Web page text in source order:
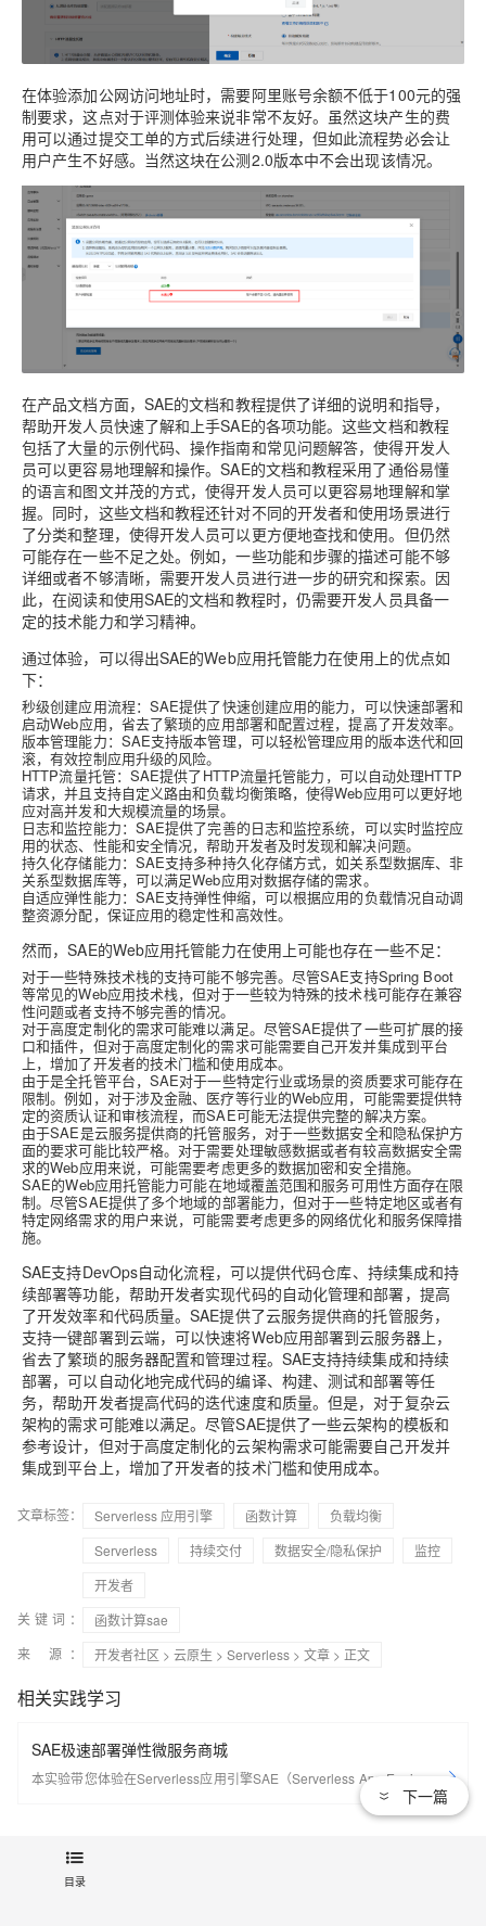
在体验添加公网访问地址时，需要阿里账号余额不低于100元的强
制要求，这点对于评测体验来说非常不友好。虽然这块产生的费
用可以通过提交工单的方式后续进行处理，但如此流程势必会让
用户产生不好感。当然这块在公测2.0版本中不会出现该情况。
在产品文档方面，SAE的文档和教程提供了详细的说明和指导，
帮助开发人员快速了解和上手SAE的各项功能。这些文档和教程
包括了大量的示例代码、操作指南和常见问题解答，使得开发人
员可以更容易地理解和操作。SAE的文档和教程采用了通俗易懂
的语言和图文并茂的方式，使得开发人员可以更容易地理解和掌
握。同时，这些文档和教程还针对不同的开发者和使用场景进行
了分类和整理，使得开发人员可以更方便地查找和使用。但仍然
可能存在一些不足之处。例如，一些功能和步骤的描述可能不够
详细或者不够清晰，需要开发人员进行进一步的研究和探索。因
此，在阅读和使用SAE的文档和教程时，仍需要开发人员具备一
定的技术能力和学习精神。
通过体验，可以得出SAE的Web应用托管能力在使用上的优点如
下：
秒级创建应用流程：SAE提供了快速创建应用的能力，可以快速部署和
启动Web应用，省去了繁琐的应用部署和配置过程，提高了开发效率。
版本管理能力：SAE支持版本管理，可以轻松管理应用的版本迭代和回
滚，有效控制应用升级的风险。
HTTP流量托管：SAE提供了HTTP流量托管能力，可以自动处理HTTP
请求，并且支持自定义路由和负载均衡策略，使得Web应用可以更好地
应对高并发和大规模流量的场景。
日志和监控能力：SAE提供了完善的日志和监控系统，可以实时监控应
用的状态、性能和安全情况，帮助开发者及时发现和解决问题。
持久化存储能力：SAE支持多种持久化存储方式，如关系型数据库、非
关系型数据库等，可以满足Web应用对数据存储的需求。
自适应弹性能力：SAE支持弹性伸缩，可以根据应用的负载情况自动调
整资源分配，保证应用的稳定性和高效性。
然而，SAE的Web应用托管能力在使用上可能也存在一些不足：
对于一些特殊技术栈的支持可能不够完善。尽管SAE支持Spring Boot
等常见的Web应用技术栈，但对于一些较为特殊的技术栈可能存在兼容
性问题或者支持不够完善的情况。
对于高度定制化的需求可能难以满足。尽管SAE提供了一些可扩展的接
口和插件，但对于高度定制化的需求可能需要自己开发并集成到平台
上，增加了开发者的技术门槛和使用成本。
由于是全托管平台，SAE对于一些特定行业或场景的资质要求可能存在
限制。例如，对于涉及金融、医疗等行业的Web应用，可能需要提供特
定的资质认证和审核流程，而SAE可能无法提供完整的解决方案。
由于SAE是云服务提供商的托管服务，对于一些数据安全和隐私保护方
面的要求可能比较严格。对于需要处理敏感数据或者有较高数据安全需
求的Web应用来说，可能需要考虑更多的数据加密和安全措施。
SAE的Web应用托管能力可能在地域覆盖范围和服务可用性方面存在限
制。尽管SAE提供了多个地域的部署能力，但对于一些特定地区或者有
特定网络需求的用户来说，可能需要考虑更多的网络优化和服务保障措
施。
SAE支持DevOps自动化流程，可以提供代码仓库、持续集成和持
续部署等功能，帮助开发者实现代码的自动化管理和部署，提高
了开发效率和代码质量。SAE提供了云服务提供商的托管服务，
支持一键部署到云端，可以快速将Web应用部署到云服务器上，
省去了繁琐的服务器配置和管理过程。SAE支持持续集成和持续
部署，可以自动化地完成代码的编译、构建、测试和部署等任
务，帮助开发者提高代码的迭代速度和质量。但是，对于复杂云
架构的需求可能难以满足。尽管SAE提供了一些云架构的模板和
参考设计，但对于高度定制化的云架构需求可能需要自己开发并
集成到平台上，增加了开发者的技术门槛和使用成本。
文章标签： Serverless 应用引擎 函数计算
负载均衡
Serverless
持续交付 数据安全/隐私保护
监控
开发者
关键词：
函数计算sae
来 源：
开发者社区 > 云原生 > Serverless > 文章 > 正文
相关实践学习
SAE极速部署弹性微服务商城
本实验带您体验在Serverless应用引擎SAE（Serverless App Engine）上
快速部署一个弹性的在线商城微服务应用，使得终端用户可以通过公网访
目录
下一篇